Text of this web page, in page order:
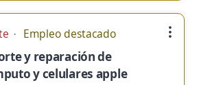
Empleo destacado
y reparación de
y celulares apple